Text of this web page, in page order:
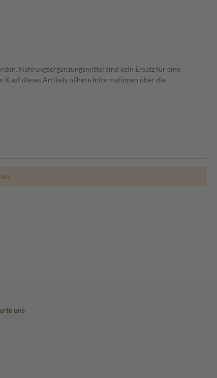
Nahrungsergänzungsmittel sind kein Ersatz für eine
Kauf dieses Artikels nähere Informationen über die
uns